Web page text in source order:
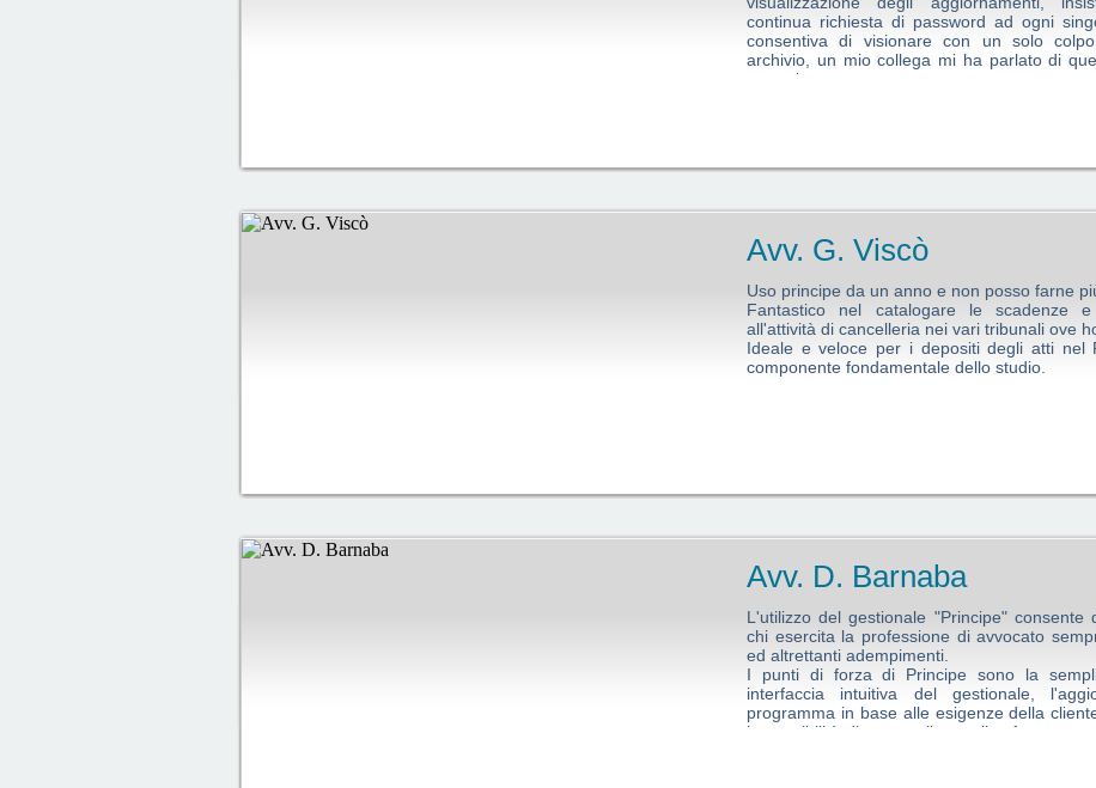
continua richiesta di password ad ogni
consentiva di visionare con un solo
archivio, un mio collega mi ha parlato di
provarlo.
di un lavoro ormai sempre più
Le conosce nel dettaglio, le rende
gestibili, in modo semplice e veloce.
diritto, bisogna evolversi, e per farlo bisogna avere al proprio fianco il partner giusto: Principe lo è
Avv. G. Viscò
Uso principe da un anno e non posso farne
Fantastico nel catalogare le scadenze
all'attività di cancelleria nei vari tribunali ove
Ideale e veloce per i depositi degli atti nel
componente fondamentale dello studio.
Avv. D. Barnaba
L'utilizzo del gestionale "Principe"
chi esercita la professione di avvocato
ed altrettanti adempimenti.
I punti di forza di Principe sono la
interfaccia intuitiva del gestionale,
programma in base alle esigenze della
la possibilità di personalizzare il software